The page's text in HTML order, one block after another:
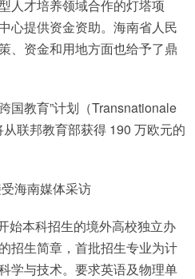
人才培养领域合作的灯塔项
心提供资金资助。海南省人民
、资金和用地方面也给予了鼎
国教育”计划（Transnationale
联邦教育部获得 190 万欧元的
海南媒体采访
始本科招生的境外高校独立办
招生简章，首批招生专业为计
学与技术。要求英语及物理单